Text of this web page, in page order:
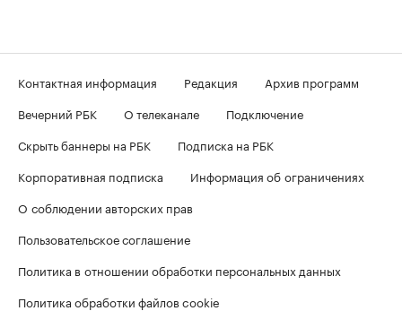
Контактная информация Редакция
Архив программ
Вечерний РБК
О телеканале
Подключение
Скрыть баннеры на РБК
Подписка на РБК
Корпоративная подписка
Информация об ограничениях
О соблюдении авторских прав
Пользовательское соглашение
Политика в отношении обработки персональных данных
Политика обработки файлов cookie